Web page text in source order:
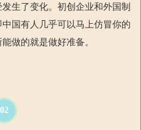
生了变化。初创企业和外国制
国有人几乎可以马上仿冒你的
做的就是做好准备。
02